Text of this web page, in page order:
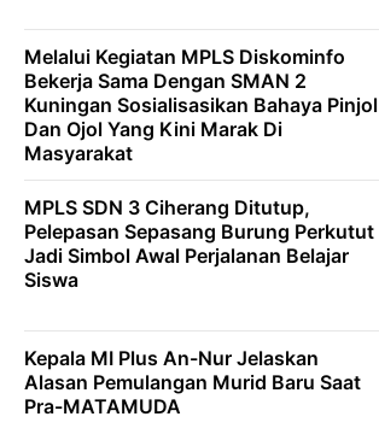
Melalui Kegiatan MPLS Diskominfo
Bekerja Sama Dengan SMAN 2
Kuningan Sosialisasikan Bahaya Pinjol
Dan Ojol Yang Kini Marak Di
Masyarakat
MPLS SDN 3 Ciherang Ditutup,
Pelepasan Sepasang Burung Perkutut
Jadi Simbol Awal Perjalanan Belajar
Siswa
Kepala MI Plus An-Nur Jelaskan
Alasan Pemulangan Murid Baru Saat
Pra-MATAMUDA